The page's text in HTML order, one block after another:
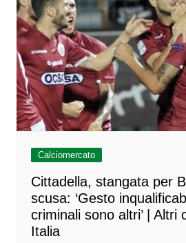
Calciomercato
Cittadella, stangata per
scusa: ‘Gesto
criminali sono altri’ | Altri
Italia